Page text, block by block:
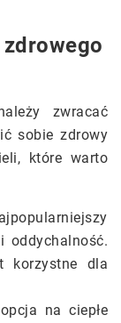
zwracać
sobie zdrowy
które warto
oddychalność.
korzystne dla
na ciepłe